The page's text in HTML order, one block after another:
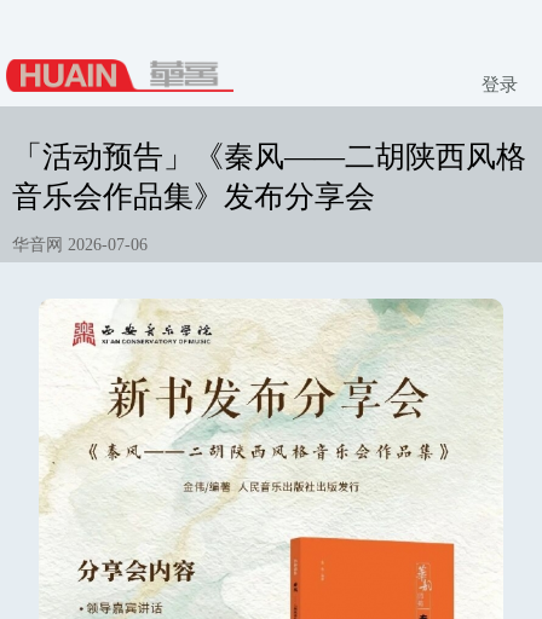
登录
「活动预告」《秦风——二胡陕西风格
音乐会作品集》发布分享会
华音网 2026-07-06